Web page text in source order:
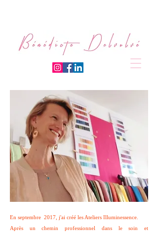
En septembre 2017, j'ai créé les Ateliers Illuminessence. ​
Après un chemin professionnel dans le soin et